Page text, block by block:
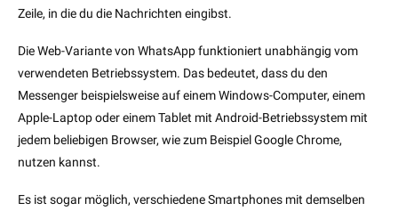
Zeile, in die du die Nachrichten eingibst.
Die Web-Variante von WhatsApp funktioniert unabhängig vom
verwendeten Betriebssystem. Das bedeutet, dass du den
Messenger beispielsweise auf einem Windows-Computer, einem
Apple-Laptop oder einem Tablet mit Android-Betriebssystem mit
jedem beliebigen Browser, wie zum Beispiel Google Chrome,
nutzen kannst.
Es ist sogar möglich, verschiedene Smartphones mit demselben